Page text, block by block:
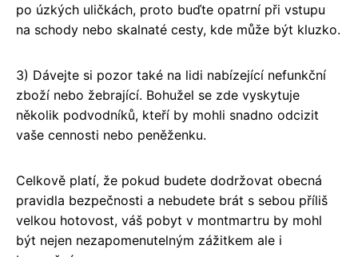
po úzkých uličkách, proto buďte opatrní při vstupu
na schody nebo skalnaté cesty, kde může být kluzko.
3) Dávejte si pozor také na lidi nabízející nefunkční
zboží nebo žebrající. Bohužel se zde vyskytuje
několik podvodníků, kteří by mohli snadno odcizit
vaše cennosti nebo peněženku.
Celkově platí, že pokud budete dodržovat obecná
pravidla bezpečnosti a nebudete brát s sebou příliš
velkou hotovost, váš pobyt v montmartru by mohl
být nejen nezapomenutelným zážitkem ale i